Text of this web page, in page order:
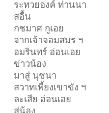
ระทวยองค์ ท่านนา
สอื้น
กชมาศ กูเอย
จากเจ้าจอมสมร ฯ
อมรินทร์ อ่อนเอย
ข่าวน้อง
มาสู่ นุชนา
สวาทเพี้ยงเขาขัง ฯ
ละเสีย อ่อนเอย
สู่น้อง